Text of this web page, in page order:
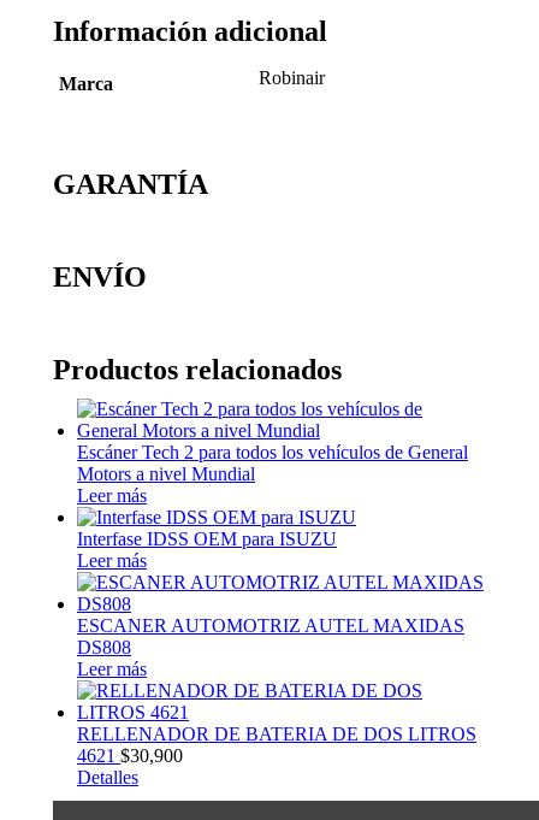
Información adicional
Marca Robinair
GARANTÍA
ENVÍO
Productos relacionados
Escáner Tech 2 para todos los vehículos de General
Motors a nivel Mundial
Leer más
Interfase IDSS OEM para ISUZU
Leer más
ESCANER AUTOMOTRIZ AUTEL MAXIDAS
DS808
Leer más
RELLENADOR DE BATERIA DE DOS LITROS
4621 $30,900
Detalles